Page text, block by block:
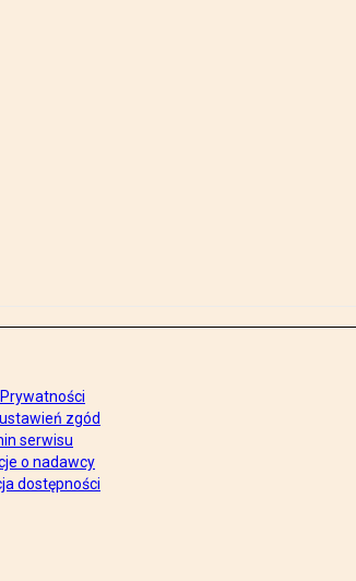
zgód
serwisu
o nadawcy
dostępności